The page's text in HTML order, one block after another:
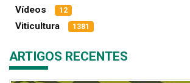
Vídeos 12
Viticultura 1381
ARTIGOS RECENTES